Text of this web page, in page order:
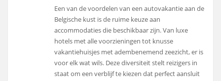
Een van de voordelen van een autovakantie aan de
Belgische kust is de ruime keuze aan
accommodaties die beschikbaar zijn. Van luxe
hotels met alle voorzieningen tot knusse
vakantiehuisjes met adembenemend zeezicht, er is
voor elk wat wils. Deze diversiteit stelt reizigers in
staat om een verblijf te kiezen dat perfect aansluit